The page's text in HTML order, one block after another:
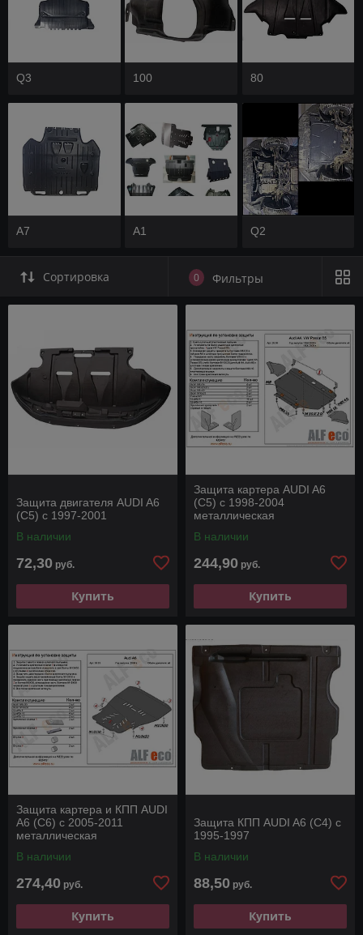
Q3 100 80
A7 A1 Q2
Сортировка 0 Фильтры
Защита двигателя AUDI A6
(C5) с 1997-2001
В наличии
72,30 руб.
Купить
Защита картера AUDI A6
(С5) с 1998-2004
металлическая
В наличии
244,90 руб.
Купить
Защита картера и КПП AUDI
A6 (C6) с 2005-2011
металлическая
В наличии
274,40 руб.
Купить
Защита КПП AUDI A6 (C4) с
1995-1997
В наличии
88,50 руб.
Купить